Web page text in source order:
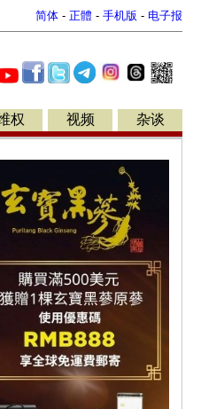
简体 - 正體 - 手机版 - 电子报
权 视频 杂谈